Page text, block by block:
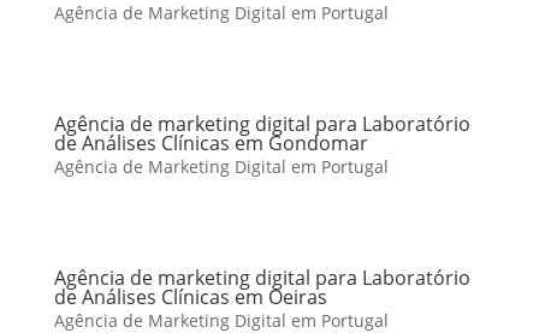
Agência de Marketing Digital em Portugal
Agência de marketing digital para Laboratório
de Análises Clínicas em Gondomar
Agência de Marketing Digital em Portugal
Agência de marketing digital para Laboratório
de Análises Clínicas em Oeiras
Agência de Marketing Digital em Portugal